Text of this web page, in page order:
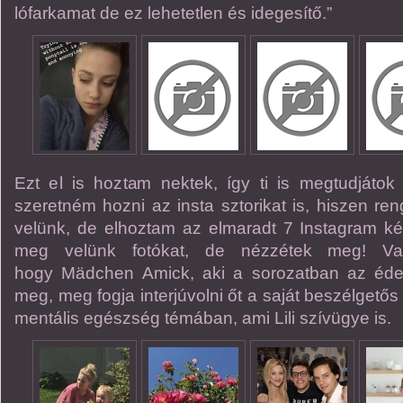
lófarkamat de ez lehetetlen és idegesítő.”
Ezt el is hoztam nektek, így ti is megtudjátok
szeretném hozni az insta sztorikat is, hiszen
velünk, de elhoztam az elmaradt 7 Instagram
meg velünk fotókat, de nézzétek meg!
hogy Mädchen Amick, aki a sorozatban az
meg, meg fogja interjúvolni őt a saját
mentális egészség témában, ami Lili szívügye is.